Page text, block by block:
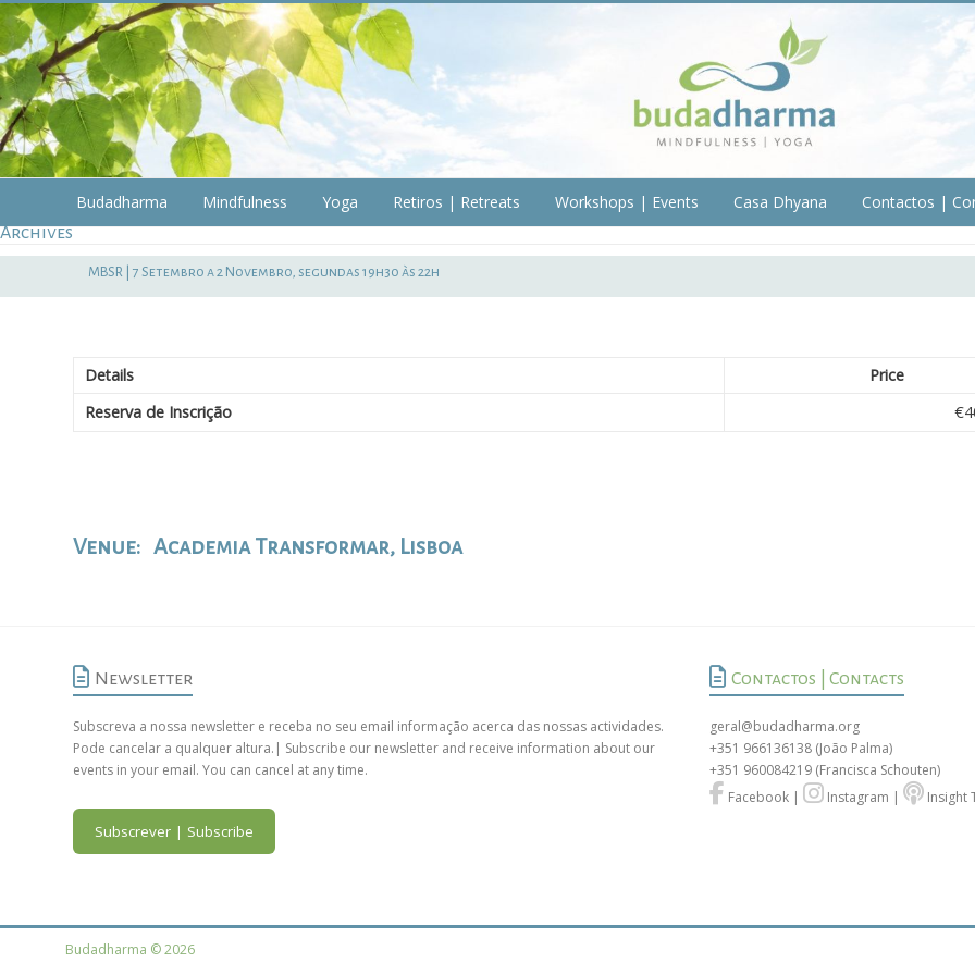
Skip
to
content
Budadharma
Mindfulness
Budadharma Mindfulness Yoga Retiros | Retreats Workshops | Events Casa Dhyana Contactos |
Archives
MBSR | 7 Setembro a 2 Novembro, segundas 19h30 às 22h
Details Price
Reserva de Inscrição
Venue: Academia Transformar, Lisboa
Newsletter
Subscreva a nossa newsletter e receba no seu email informação acerca das nossas actividades.
Pode cancelar a qualquer altura.| Subscribe our newsletter and receive information about our
events in your email. You can cancel at any time.
Subscrever | Subscribe
Contactos | Contacts
geral@budadharma.org
+351 966136138 (João Palma)
+351 960084219 (Francisca Schouten)
Facebook | Instagram | Insight
Budadharma © 2026